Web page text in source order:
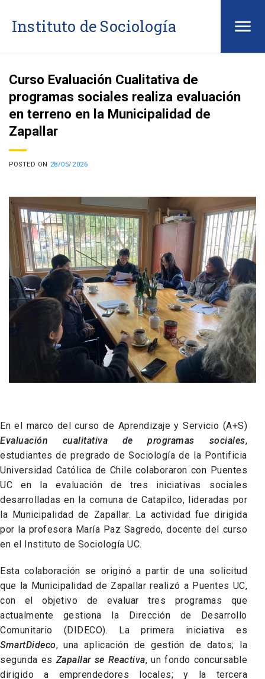
Instituto de Sociología
Curso Evaluación Cualitativa de
programas sociales realiza evaluación
en terreno en la Municipalidad de
Zapallar
POSTED ON 28/05/2026
En el marco del curso de Aprendizaje y Servicio (A+S)
Evaluación cualitativa de programas sociales,
estudiantes de pregrado de Sociología de la Pontificia
Universidad Católica de Chile colaboraron con Puentes
UC en la evaluación de tres iniciativas sociales
desarrolladas en la comuna de Catapilco, lideradas por
la Municipalidad de Zapallar. La actividad fue dirigida
por la profesora María Paz Sagredo, docente del curso
en el Instituto de Sociología UC.
Esta colaboración se originó a partir de una solicitud
que la Municipalidad de Zapallar realizó a Puentes UC,
con el objetivo de evaluar tres programas que
actualmente gestiona la Dirección de Desarrollo
Comunitario (DIDECO). La primera iniciativa es
SmartDideco, una aplicación de gestión de datos; la
segunda esZapallar se Reactiva, un fondo concursable
dirigido a emprendedores locales; y la tercera